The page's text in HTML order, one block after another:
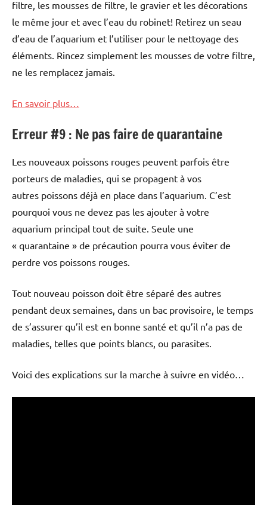
filtre, les mousses de filtre, le gravier et les décorations
le même jour et avec l’eau du robinet! Retirez un seau
d’eau de l’aquarium et l’utiliser pour le nettoyage des
éléments. Rincez simplement les mousses de votre filtre,
ne les remplacez jamais.
En savoir plus…
Erreur #9 : Ne pas faire de quarantaine
Les nouveaux poissons rouges peuvent parfois être
porteurs de maladies, qui se propagent à vos
autres poissons déjà en place dans l’aquarium. C’est
pourquoi vous ne devez pas les ajouter à votre
aquarium principal tout de suite. Seule une
« quarantaine » de précaution pourra vous éviter de
perdre vos poissons rouges.
Tout nouveau poisson doit être séparé des autres
pendant deux semaines, dans un bac provisoire, le temps
de s’assurer qu’il est en bonne santé et qu’il n’a pas de
maladies, telles que points blancs, ou parasites.
Voici des explications sur la marche à suivre en vidéo…